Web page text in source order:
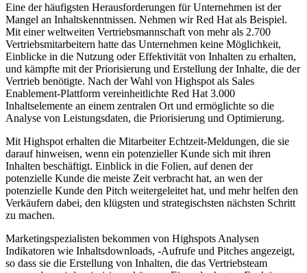
Eine der häufigsten Herausforderungen für Unternehmen ist der
Mangel an Inhaltskenntnissen. Nehmen wir Red Hat als Beispiel.
Mit einer weltweiten Vertriebsmannschaft von mehr als 2.700
Vertriebsmitarbeitern hatte das Unternehmen keine Möglichkeit,
Einblicke in die Nutzung oder Effektivität von Inhalten zu erhalten,
und kämpfte mit der Priorisierung und Erstellung der Inhalte, die der
Vertrieb benötigte. Nach der Wahl von Highspot als Sales
Enablement-Plattform vereinheitlichte Red Hat 3.000
Inhaltselemente an einem zentralen Ort und ermöglichte so die
Analyse von Leistungsdaten, die Priorisierung und Optimierung.
Mit Highspot erhalten die Mitarbeiter Echtzeit-Meldungen, die sie
darauf hinweisen, wenn ein potenzieller Kunde sich mit ihren
Inhalten beschäftigt. Einblick in die Folien, auf denen der
potenzielle Kunde die meiste Zeit verbracht hat, an wen der
potenzielle Kunde den Pitch weitergeleitet hat, und mehr helfen den
Verkäufern dabei, den klügsten und strategischsten nächsten Schritt
zu machen.
Marketingspezialisten bekommen von Highspots Analysen
Indikatoren wie Inhaltsdownloads, -Aufrufe und Pitches angezeigt,
so dass sie die Erstellung von Inhalten, die das Vertriebsteam